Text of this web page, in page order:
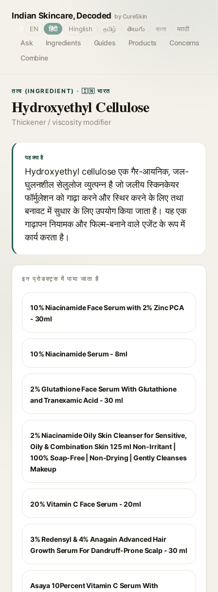
Indian Skincare, Decoded by CureSkin
Ask Ingredients Guides Products
Concerns
Combine
EN हिंदी Hinglish தமிழ் తెలుగు বাংলা मराठी
तत्व (INGREDIENT) · 🇮🇳 भारत
Hydroxyethyl Cellulose
Thickener / viscosity modifier
यह क्या है
Hydroxyethyl cellulose एक गैर-आयनिक, जल-
घुलनशील सेलुलोज व्युत्पन्न है जो जलीय स्किनकेयर
फॉर्मुलेशन को गाढ़ा करने और स्थिर करने के लिए तथा
बनावट में सुधार के लिए उपयोग किया जाता है। यह एक
गाढ़ापन नियामक और फिल्म-बनाने वाले एजेंट के रूप में
कार्य करता है।
इन प्रोडक्ट्स में पाया जाता है
10% Niacinamide Face Serum with 2% Zinc PCA
- 30ml
10% Niacinamide Serum - 8ml
2% Glutathione Face Serum With Glutathione
and Tranexamic Acid - 30 ml
2% Niacinamide Oily Skin Cleanser for Sensitive,
Oily & Combination Skin 125 ml Non-Irritant |
100% Soap-Free | Non-Drying | Gently Cleanses
Makeup
20% Vitamin C Face Serum - 20ml
3% Redensyl & 4% Anagain Advanced Hair
Growth Serum For Dandruff-Prone Scalp - 30 ml
Asaya 10Percent Vitamin C Serum With